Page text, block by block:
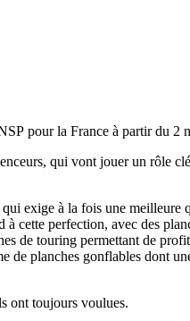
pour la France à partir du 2
qui vont jouer un rôle
exige à la fois une meilleure
cette perfection, avec des
de touring permettant de
de planches gonflables dont
ont toujours voulues.